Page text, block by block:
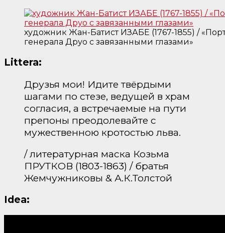
художник Жан-Батист ИЗАБЕ (1767-1855) /
генерала Друо с завязанными глазами»
Littera:
Друзья мои! Идите твёрдыми
шагами по стезе, ведущей в храм
согласия, а встречаемые на пути
препоны преодолевайте с
мужественною кротостью льва.
/ литературная маска Козьма
ПРУТКОВ (1803-1863) / братья
Жемчужниковы & А.К.Толстой
Idea: